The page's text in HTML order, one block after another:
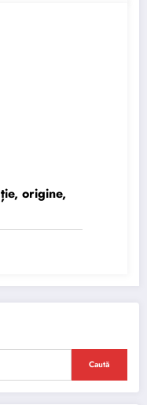
origine,
Caută